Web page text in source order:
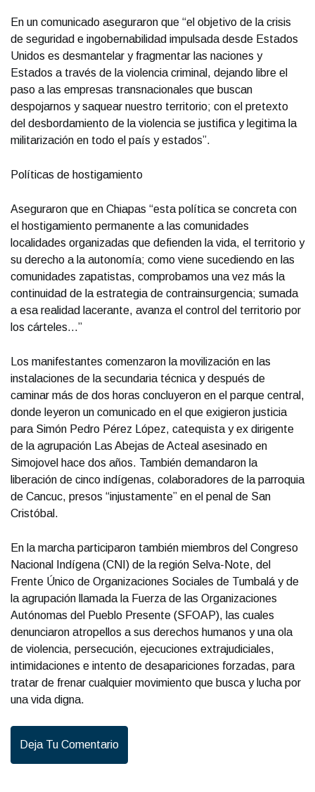
En un comunicado aseguraron que “el objetivo de la crisis
de seguridad e ingobernabilidad impulsada desde Estados
Unidos es desmantelar y fragmentar las naciones y
Estados a través de la violencia criminal, dejando libre el
paso a las empresas transnacionales que buscan
despojarnos y saquear nuestro territorio; con el pretexto
del desbordamiento de la violencia se justifica y legitima la
militarización en todo el país y estados”.
Políticas de hostigamiento
Aseguraron que en Chiapas “esta política se concreta con
el hostigamiento permanente a las comunidades
localidades organizadas que defienden la vida, el territorio y
su derecho a la autonomía; como viene sucediendo en las
comunidades zapatistas, comprobamos una vez más la
continuidad de la estrategia de contrainsurgencia; sumada
a esa realidad lacerante, avanza el control del territorio por
los cárteles…”
Los manifestantes comenzaron la movilización en las
instalaciones de la secundaria técnica y después de
caminar más de dos horas concluyeron en el parque central,
donde leyeron un comunicado en el que exigieron justicia
para Simón Pedro Pérez López, catequista y ex dirigente
de la agrupación Las Abejas de Acteal asesinado en
Simojovel hace dos años. También demandaron la
liberación de cinco indígenas, colaboradores de la parroquia
de Cancuc, presos “injustamente” en el penal de San
Cristóbal.
En la marcha participaron también miembros del Congreso
Nacional Indígena (CNI) de la región Selva-Note, del
Frente Único de Organizaciones Sociales de Tumbalá y de
la agrupación llamada la Fuerza de las Organizaciones
Autónomas del Pueblo Presente (SFOAP), las cuales
denunciaron atropellos a sus derechos humanos y una ola
de violencia, persecución, ejecuciones extrajudiciales,
intimidaciones e intento de desapariciones forzadas, para
tratar de frenar cualquier movimiento que busca y lucha por
una vida digna.
Deja Tu Comentario